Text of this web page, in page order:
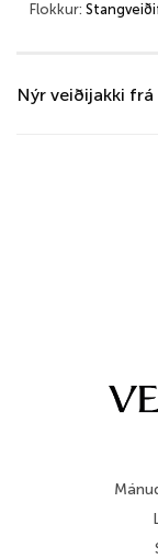
Flokkur:
Nýr veiðijakki